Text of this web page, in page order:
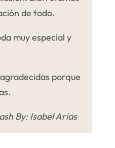
de todo.
muy especial y
porque
By: Isabel Arias